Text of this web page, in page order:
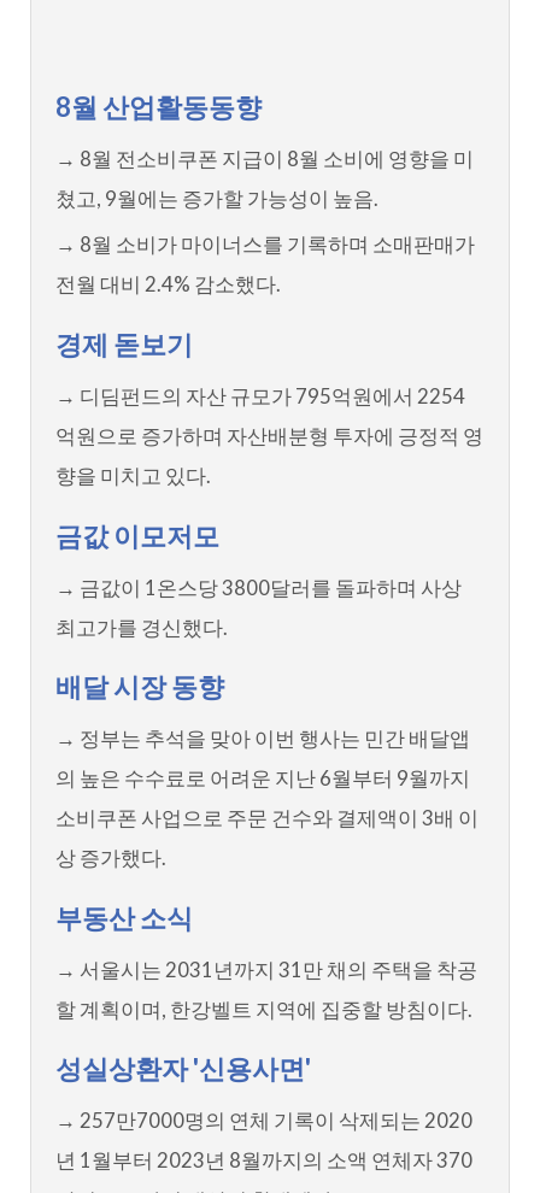
8월 산업활동동향
→ 8월 전소비쿠폰 지급이 8월 소비에 영향을 미
쳤고, 9월에는 증가할 가능성이 높음.
→ 8월 소비가 마이너스를 기록하며 소매판매가
전월 대비 2.4% 감소했다.
경제 돋보기
→ 디딤펀드의 자산 규모가 795억원에서 2254
억원으로 증가하며 자산배분형 투자에 긍정적 영
향을 미치고 있다.
금값 이모저모
→ 금값이 1온스당 3800달러를 돌파하며 사상
최고가를 경신했다.
배달 시장 동향
→ 정부는 추석을 맞아 이번 행사는 민간 배달앱
의 높은 수수료로 어려운 지난 6월부터 9월까지
소비쿠폰 사업으로 주문 건수와 결제액이 3배 이
상 증가했다.
부동산 소식
→ 서울시는 2031년까지 31만 채의 주택을 착공
할 계획이며, 한강벨트 지역에 집중할 방침이다.
성실상환자 '신용사면'
→ 257만7000명의 연체 기록이 삭제되는 2020
년 1월부터 2023년 8월까지의 소액 연체자 370